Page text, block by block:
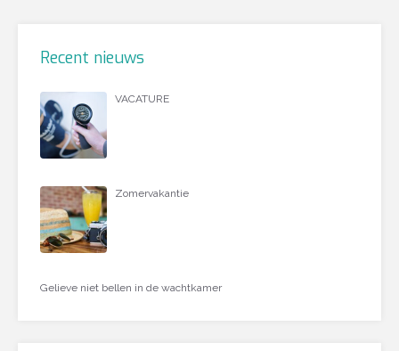
Recent nieuws
VACATURE
Zomervakantie
Gelieve niet bellen in de wachtkamer